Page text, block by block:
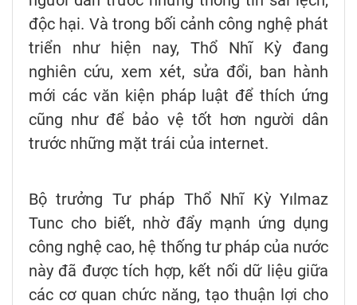
độc hại. Và trong bối cảnh công nghệ phát
triển như hiện nay, Thổ Nhĩ Kỳ đang
nghiên cứu, xem xét, sửa đổi, ban hành
mới các văn kiện pháp luật để thích ứng
cũng như để bảo vệ tốt hơn người dân
trước những mặt trái của internet.
Bộ trưởng Tư pháp Thổ Nhĩ Kỳ Yılmaz
Tunc cho biết, nhờ đẩy mạnh ứng dụng
công nghệ cao, hệ thống tư pháp của nước
này đã được tích hợp, kết nối dữ liệu giữa
các cơ quan chức năng, tạo thuận lợi cho